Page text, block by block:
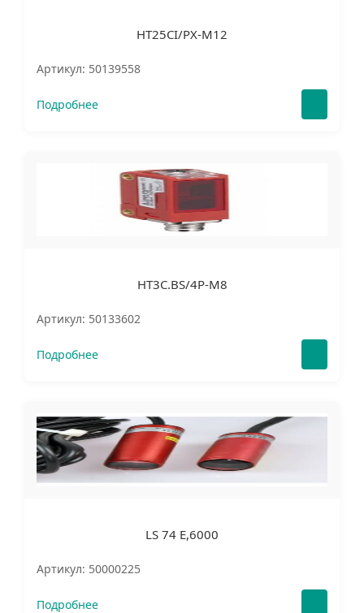
HT25CI/PX-M12
Артикул: 50139558
Подробнее
HT3C.BS/4P-M8
Артикул: 50133602
Подробнее
LS 74 E,6000
Артикул: 50000225
Подробнее